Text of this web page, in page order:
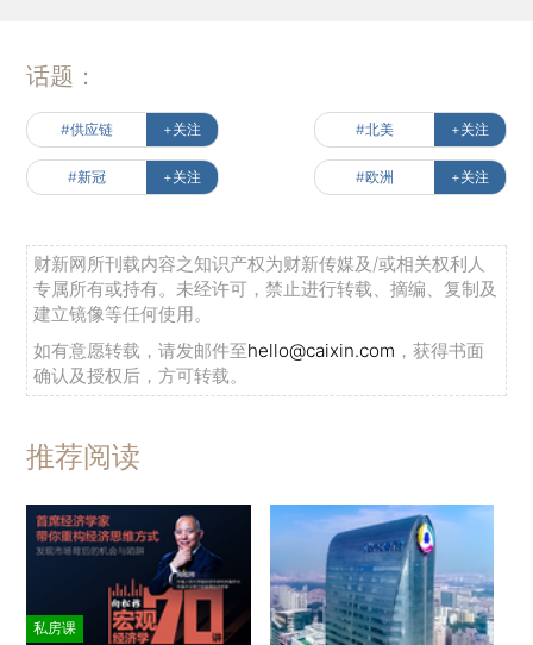
话题：
#供应链 +关注 #北美 +关注
#新冠 +关注 #欧洲 +关注
财新网所刊载内容之知识产权为财新传媒及/或相关权利人
专属所有或持有。未经许可，禁止进行转载、摘编、复制及
建立镜像等任何使用。
如有意愿转载，请发邮件至hello@caixin.com ，获得书面
确认及授权后，方可转载。
推荐阅读
私房课